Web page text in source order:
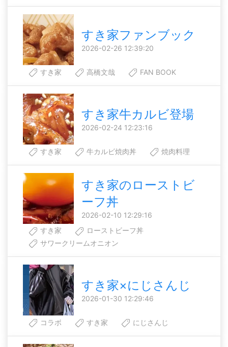
すき家ファンブック
2026-02-26 12:39:20
すき家 高橋文哉 FAN BOOK
すき家牛カルビ登場
2026-02-24 12:23:16
すき家 牛カルビ焼肉丼 焼肉料理
すき家のローストビ
ーフ丼
2026-02-10 12:29:16
すき家
ローストビーフ丼
サワークリームオニオン
すき家×にじさんじ
2026-01-30 12:29:46
コラボ すき家 にじさんじ